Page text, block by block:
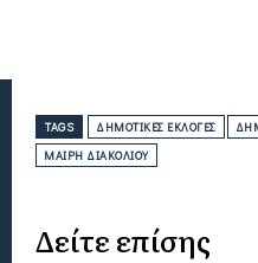
TAGS ΔΗΜΟΤΙΚΈΣ ΕΚΛΟΓΈΣ
ΜΑΊΡΗ ΔΙΑΚΟΛΙΟΎ
Δείτε επίσης